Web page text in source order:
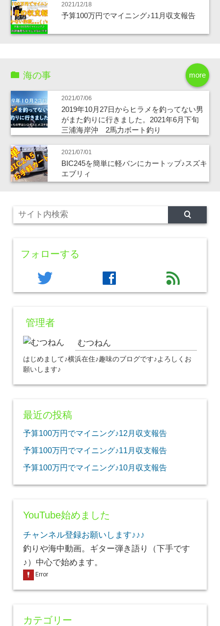
2021/12/18
予算100万円でマイニング♪11月収支報告
more
海の事
2021/07/06
2019年10月27日からヒラメを釣ってない男
がまた釣りに行きました。2021年6月下旬
三浦海岸沖 2馬力ボート釣り
2021/07/01
BIC245を簡単に軽バンにカートップ♪スズキ
エブリィ
フォローする
twitter facebook feed
管理者
むつねん
はじめまして♪横浜在住♪趣味のブログです♪よろしくお
願いします♪
最近の投稿
予算100万円でマイニング♪12月収支報告
予算100万円でマイニング♪11月収支報告
予算100万円でマイニング♪10月収支報告
YouTube始めました
チャンネル登録お願いします♪♪♪
釣りや海中動画。ギター弾き語り（下手です
♪）中心で始めます。
カテゴリー